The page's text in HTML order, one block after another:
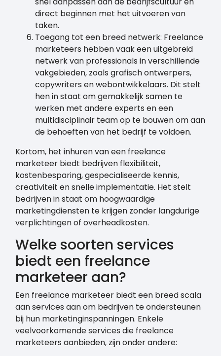
direct beginnen met het uitvoeren van
taken.
Toegang tot een breed netwerk: Freelance
marketeers hebben vaak een uitgebreid
netwerk van professionals in verschillende
vakgebieden, zoals grafisch ontwerpers,
copywriters en webontwikkelaars. Dit stelt
hen in staat om gemakkelijk samen te
werken met andere experts en een
multidisciplinair team op te bouwen om aan
de behoeften van het bedrijf te voldoen.
Kortom, het inhuren van een freelance
marketeer biedt bedrijven flexibiliteit,
kostenbesparing, gespecialiseerde kennis,
creativiteit en snelle implementatie. Het stelt
bedrijven in staat om hoogwaardige
marketingdiensten te krijgen zonder langdurige
verplichtingen of overheadkosten.
Welke soorten services
biedt een freelance
marketeer aan?
Een freelance marketeer biedt een breed scala
aan services aan om bedrijven te ondersteunen
bij hun marketinginspanningen. Enkele
veelvoorkomende services die freelance
marketeers aanbieden, zijn onder andere: